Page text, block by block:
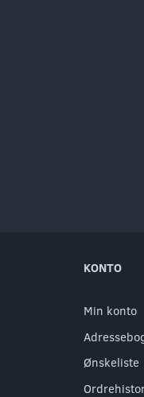
KONTO
Min konto
Ønskeliste